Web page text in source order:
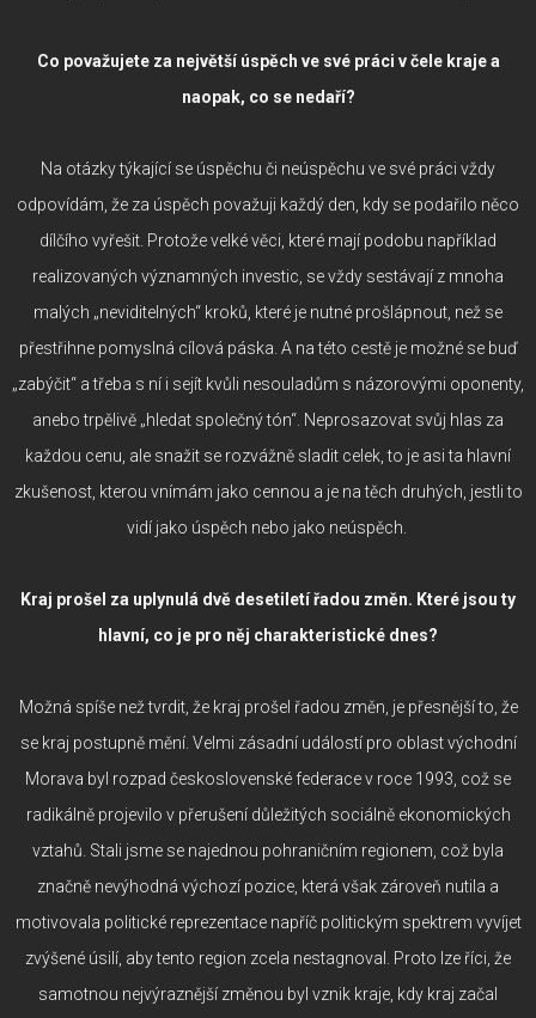
Co považujete za největší úspěch ve své práci v čele kraje a
naopak, co se nedaří?
Na otázky týkající se úspěchu či neúspěchu ve své práci vždy
odpovídám, že za úspěch považuji každý den, kdy se podařilo něco
dílčího vyřešit. Protože velké věci, které mají podobu například
realizovaných významných investic, se vždy sestávají z mnoha
malých „neviditelných“ kroků, které je nutné prošlápnout, než se
přestřihne pomyslná cílová páska. A na této cestě je možné se buď
„zabýčit“ a třeba s ní i sejít kvůli nesouladům s názorovými oponenty,
anebo trpělivě „hledat společný tón“. Neprosazovat svůj hlas za
každou cenu, ale snažit se rozvážně sladit celek, to je asi ta hlavní
zkušenost, kterou vnímám jako cennou a je na těch druhých, jestli to
vidí jako úspěch nebo jako neúspěch.
Kraj prošel za uplynulá dvě desetiletí řadou změn. Které jsou ty
hlavní, co je pro něj charakteristické dnes?
Možná spíše než tvrdit, že kraj prošel řadou změn, je přesnější to, že
se kraj postupně mění. Velmi zásadní událostí pro oblast východní
Morava byl rozpad československé federace v roce 1993, což se
radikálně projevilo v přerušení důležitých sociálně ekonomických
vztahů. Stali jsme se najednou pohraničním regionem, což byla
značně nevýhodná výchozí pozice, která však zároveň nutila a
motivovala politické reprezentace napříč politickým spektrem vyvíjet
zvýšené úsilí, aby tento region zcela nestagnoval. Proto lze říci, že
samotnou nejvýraznější změnou byl vznik kraje, kdy kraj začal